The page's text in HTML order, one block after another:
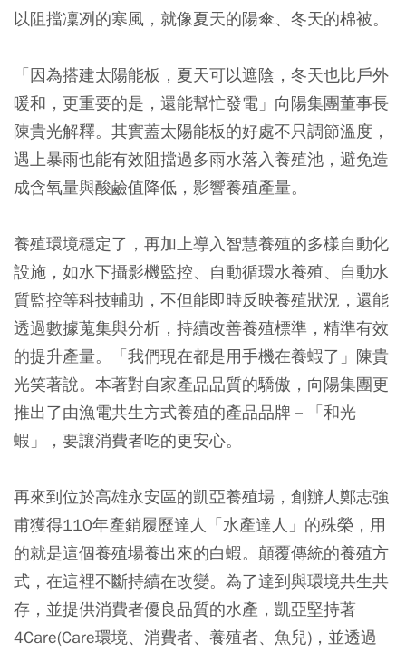
以阻擋凜冽的寒風，就像夏天的陽傘、冬天的棉被。
「因為搭建太陽能板，夏天可以遮陰，冬天也比戶外
暖和，更重要的是，還能幫忙發電」向陽集團董事長
陳貴光解釋。其實蓋太陽能板的好處不只調節溫度，
遇上暴雨也能有效阻擋過多雨水落入養殖池，避免造
成含氧量與酸鹼值降低，影響養殖產量。
養殖環境穩定了，再加上導入智慧養殖的多樣自動化
設施，如水下攝影機監控、自動循環水養殖、自動水
質監控等科技輔助，不但能即時反映養殖狀況，還能
透過數據蒐集與分析，持續改善養殖標準，精準有效
的提升產量。「我們現在都是用手機在養蝦了」陳貴
光笑著說。本著對自家產品品質的驕傲，向陽集團更
推出了由漁電共生方式養殖的產品品牌－「和光
蝦」，要讓消費者吃的更安心。
再來到位於高雄永安區的凱亞養殖場，創辦人鄭志強
甫獲得110年產銷履歷達人「水產達人」的殊榮，用
的就是這個養殖場養出來的白蝦。顛覆傳統的養殖方
式，在這裡不斷持續在改變。為了達到與環境共生共
存，並提供消費者優良品質的水產，凱亞堅持著
4Care(Care環境、消費者、養殖者、魚兒)，並透過